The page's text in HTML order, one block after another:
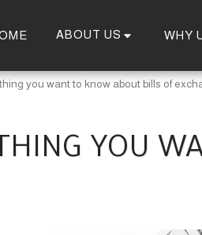
ABOUT US WHY
you want to know about bills of
YOU